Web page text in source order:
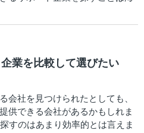
業を比較して選びたい
会社を見つけられたとしても、
供できる会社があるかもしれま
すのはあまり効率的とは言えま